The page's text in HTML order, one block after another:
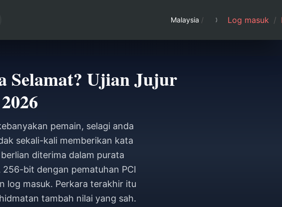
Malaysia / Log masuk /
Selamat? Ujian Jujur
pemain, selagi anda
sekali-kali memberikan kata
diterima dalam purata
bit dengan pematuhan PCI
log masuk. Perkara terakhir itu
tambah nilai yang sah.